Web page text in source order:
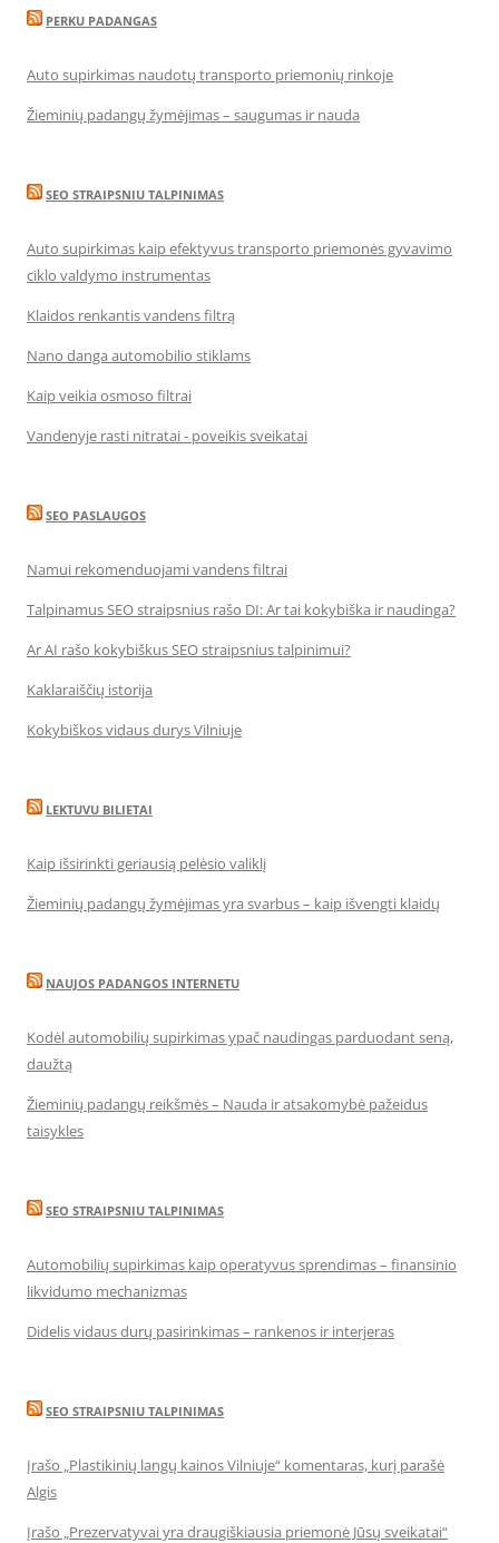
PERKU PADANGAS
Auto supirkimas naudotų transporto priemonių rinkoje
Žieminių padangų žymėjimas – saugumas ir nauda
SEO STRAIPSNIU TALPINIMAS
Auto supirkimas kaip efektyvus transporto priemonės gyvavimo
ciklo valdymo instrumentas
Klaidos renkantis vandens filtrą
Nano danga automobilio stiklams
Kaip veikia osmoso filtrai
Vandenyje rasti nitratai - poveikis sveikatai
SEO PASLAUGOS
Namui rekomenduojami vandens filtrai
Talpinamus SEO straipsnius rašo DI: Ar tai kokybiška ir naudinga?
Ar AI rašo kokybiškus SEO straipsnius talpinimui?
Kaklaraiščių istorija
Kokybiškos vidaus durys Vilniuje
LEKTUVU BILIETAI
Kaip išsirinkti geriausią pelėsio valiklį
Žieminių padangų žymėjimas yra svarbus – kaip išvengti klaidų
NAUJOS PADANGOS INTERNETU
Kodėl automobilių supirkimas ypač naudingas parduodant seną,
daužtą
Žieminių padangų reikšmės – Nauda ir atsakomybė pažeidus
taisykles
SEO STRAIPSNIU TALPINIMAS
Automobilių supirkimas kaip operatyvus sprendimas – finansinio
likvidumo mechanizmas
Didelis vidaus durų pasirinkimas – rankenos ir interjeras
SEO STRAIPSNIU TALPINIMAS
Įrašo „Plastikinių langų kainos Vilniuje“ komentaras, kurį parašė
Algis
Įrašo „Prezervatyvai yra draugiškiausia priemonė Jūsų sveikatai“